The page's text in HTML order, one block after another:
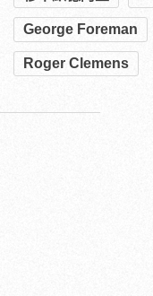
George Foreman
Roger Clemens